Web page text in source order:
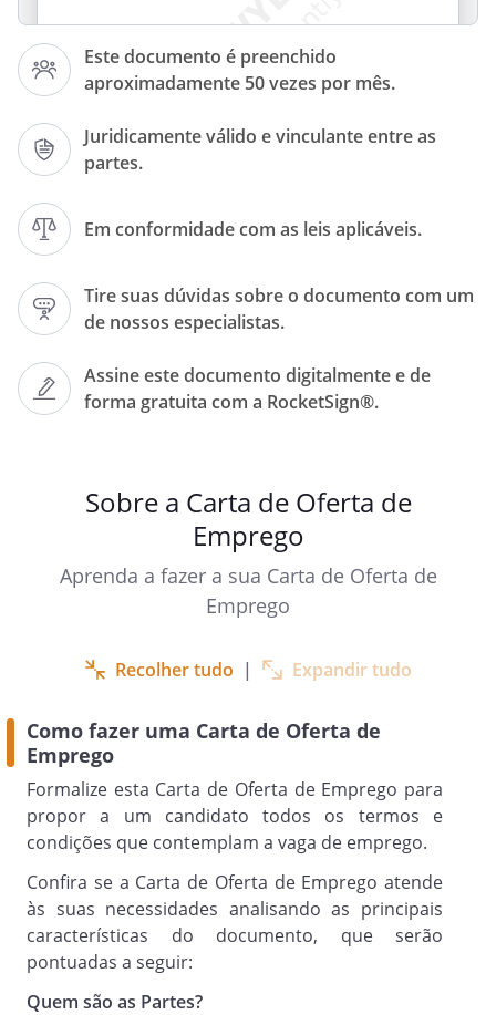
Este documento é preenchido
aproximadamente 50 vezes por mês.
Juridicamente válido e vinculante entre as
partes.
Em conformidade com as leis aplicáveis.
Tire suas dúvidas sobre o documento com um
de nossos especialistas.
Assine este documento digitalmente e de
forma gratuita com a RocketSign®.
Assunto: Carta de Oferta de Emprego
Prezado(a)
Temos a satisfação de comunicar que,
após o processo seletivo realizado, a
tem o prazer de lhe oferecer o cargo de
, para início previsto em
Os principais termos da proposta são:
Cargo/Função:
Local de trabalho:
Jornada de trabalho:
Remuneração:
R$
Pedimos a gentileza de confirmar sua
aceitação até
, mediante assinatura desta carta ou
resposta formal por escrito.
Estamos certos de que sua contribuição
será valiosa para o crescimento de nossa
equipe e aguardamos sua confirmação.
Sobre a Carta de Oferta de
Emprego
Aprenda a fazer a sua Carta de Oferta de
Emprego
Recolher tudo | Expandir tudo
Como fazer uma Carta de Oferta de
Emprego
Formalize esta Carta de Oferta de Emprego para
propor a um candidato todos os termos e
condições que contemplam a vaga de emprego.
Confira se a Carta de Oferta de Emprego atende
às suas necessidades analisando as principais
características do documento, que serão
pontuadas a seguir:
Quem são as Partes?